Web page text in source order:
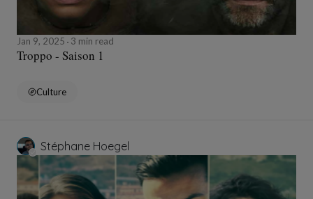
Jan 9, 2025 3 min read
Troppo - Saison 1
Culture
Stéphane Hoegel